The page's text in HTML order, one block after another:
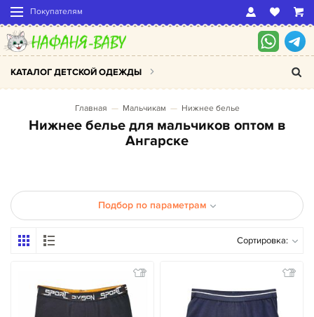
Покупателям
КАТАЛОГ ДЕТСКОЙ ОДЕЖДЫ
Главная Мальчикам Нижнее белье
Нижнее белье для мальчиков оптом в
Ангарске
Подбор по параметрам
Сортировка: